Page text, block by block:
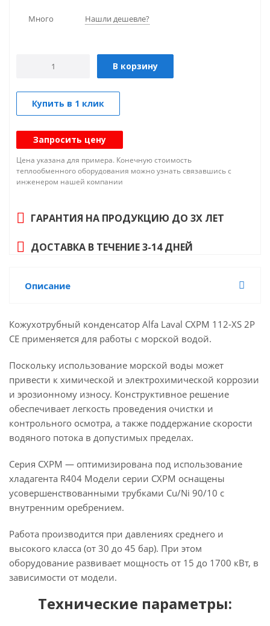
Много Нашли дешевле?
В корзину
Купить в 1 клик
Запросить цену
Цена указана для примера. Конечную стоимость
теплообменного оборудования можно узнать связавшись с
инженером нашей компании
ГАРАНТИЯ НА ПРОДУКЦИЮ ДО 3Х ЛЕТ
ДОСТАВКА В ТЕЧЕНИЕ 3-14 ДНЕЙ
Описание
Кожухотрубный конденсатор Alfa Laval CXPM 112-XS 2P
CE применяется для работы с морской водой.
Поскольку использование морской воды может
привести к химической и электрохимической коррозии
и эрозионному износу. Конструктивное решение
обеспечивает легкость проведения очистки и
контрольного осмотра, а также поддержание скорости
водяного потока в допустимых пределах.
Серия CXPM — оптимизирована под использование
хладагента R404 Модели серии CXPM оснащены
усовершенствованными трубками Cu/Ni 90/10 с
внутренним оребрением.
Работа производится при давлениях среднего и
высокого класса (от 30 до 45 бар). При этом
оборудование развивает мощность от 15 до 1700 кВт, в
зависимости от модели.
Технические параметры: